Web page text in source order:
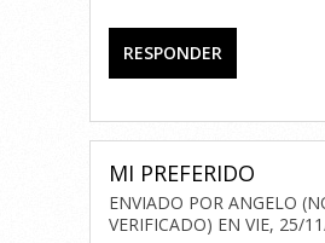
RESPONDER
MI PREFERIDO
ENVIADO POR ANGELO
VERIFICADO) EN VIE, 25/